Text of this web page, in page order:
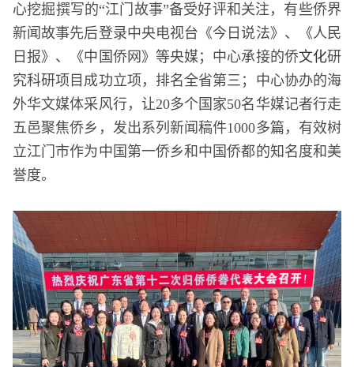
心挖掘撰写的“江门故事”备受好评和关注，有些侨界
新闻故事先后登录中央电视台《今日说法》、《人民
日报》、《中国侨网》等央媒；中心承接的侨文化研
究科研项目成功立项，排名全省第三；中心协办的海
外华文媒体采风行，让20多个国家50名华媒记者行走
五邑聚焦侨乡，发出系列新闻稿件1000多篇，有效树
立江门市作为中国第一侨乡和中国侨都的知名度和美
誉度。